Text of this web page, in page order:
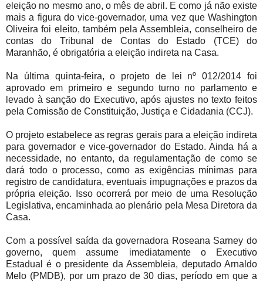
eleição no mesmo ano, o mês de abril. E como já não existe
mais a figura do vice-governador, uma vez que Washington
Oliveira foi eleito, também pela Assembleia, conselheiro de
contas do Tribunal de Contas do Estado (TCE) do
Maranhão, é obrigatória a eleição indireta na Casa.
Na última quinta-feira, o projeto de lei nº 012/2014 foi
aprovado em primeiro e segundo turno no parlamento e
levado à sanção do Executivo, após ajustes no texto feitos
pela Comissão de Constituição, Justiça e Cidadania (CCJ).
O projeto estabelece as regras gerais para a eleição indireta
para governador e vice-governador do Estado. Ainda há a
necessidade, no entanto, da regulamentação de como se
dará todo o processo, como as exigências mínimas para
registro de candidatura, eventuais impugnações e prazos da
própria eleição. Isso ocorrerá por meio de uma Resolução
Legislativa, encaminhada ao plenário pela Mesa Diretora da
Casa.
Com a possível saída da governadora Roseana Sarney do
governo, quem assume imediatamente o Executivo
Estadual é o presidente da Assembleia, deputado Arnaldo
Melo (PMDB), por um prazo de 30 dias, período em que a